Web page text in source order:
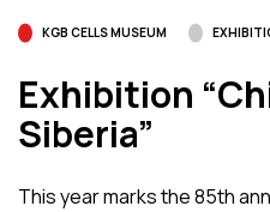
KGB CELLS MUSEUM
Exhibition
Siberia”
This year marks the 85th